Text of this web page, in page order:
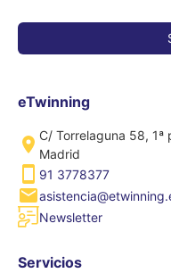
eTwinning
C/ Torrelaguna 58,
Madrid
91 3778377
Newsletter
Servicios